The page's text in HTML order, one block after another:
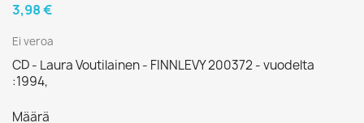
3,98 €
Ei veroa
CD - Laura Voutilainen - FINNLEVY 200372 - vuodelta
:1994,
Määrä